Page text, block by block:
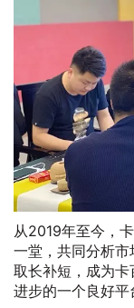
从2019年至今，
一堂，共同分析市
取长补短，成为
进步的一个良好平